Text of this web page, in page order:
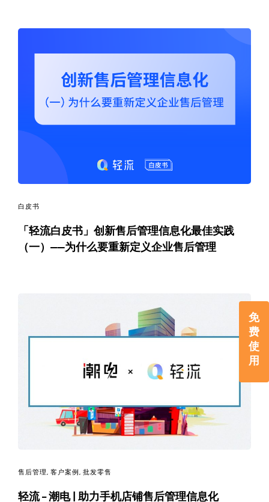
免
费
使
用
白皮书
「轻流白皮书」创新售后管理信息化最佳实践
（一）——为什么要重新定义企业售后管理
售后管理, 客户案例 , 批发零售
轻流 – 潮电 | 助力手机店铺售后管理信息化